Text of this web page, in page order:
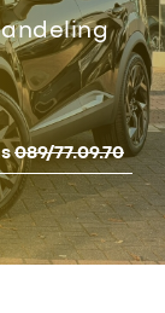
089/77.09.70